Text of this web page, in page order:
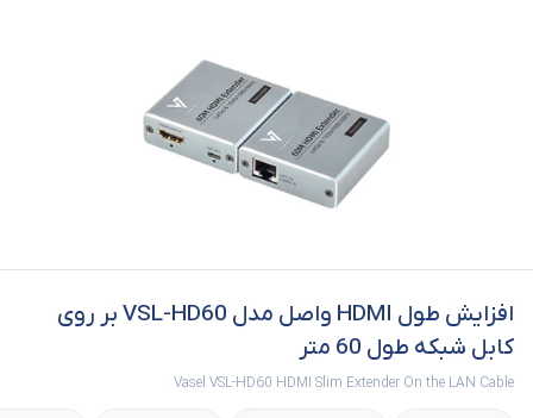
افزایش طول HDMI واصل مدل VSL-HD60 بر روی
کابل شبکه طول 60 متر
Vasel VSL-HD60 HDMI Slim Extender On the LAN Cable